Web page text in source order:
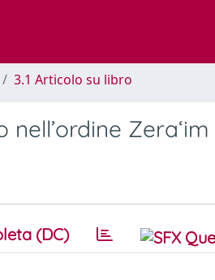
3.1 Articolo su libro
(DC)